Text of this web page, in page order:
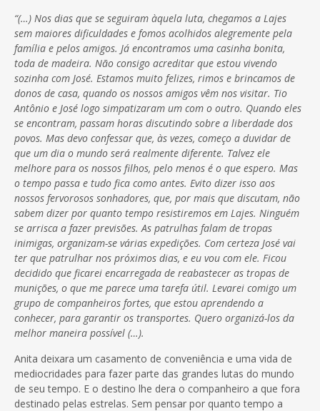
“(…) Nos dias que se seguiram àquela luta, chegamos a Lajes
sem maiores dificuldades e fomos acolhidos alegremente pela
família e pelos amigos. Já encontramos uma casinha bonita,
toda de madeira. Não consigo acreditar que estou vivendo
sozinha com José. Estamos muito felizes, rimos e brincamos de
donos de casa, quando os nossos amigos vêm nos visitar. Tio
Antônio e José logo simpatizaram um com o outro. Quando eles
se encontram, passam horas discutindo sobre a liberdade dos
povos. Mas devo confessar que, às vezes, começo a duvidar de
que um dia o mundo será realmente diferente. Talvez ele
melhore para os nossos filhos, pelo menos é o que espero. Mas
o tempo passa e tudo fica como antes. Evito dizer isso aos
nossos fervorosos sonhadores, que, por mais que discutam, não
sabem dizer por quanto tempo resistiremos em Lajes. Ninguém
se arrisca a fazer previsões. As patrulhas falam de tropas
inimigas, organizam-se várias expedições. Com certeza José vai
ter que patrulhar nos próximos dias, e eu vou com ele. Ficou
decidido que ficarei encarregada de reabastecer as tropas de
munições, o que me parece uma tarefa útil. Levarei comigo um
grupo de companheiros fortes, que estou aprendendo a
conhecer, para garantir os transportes. Quero organizá-los da
melhor maneira possível (…).
Anita deixara um casamento de conveniência e uma vida de
mediocridades para fazer parte das grandes lutas do mundo
de seu tempo. E o destino lhe dera o companheiro a que fora
destinado pelas estrelas. Sem pensar por quanto tempo a